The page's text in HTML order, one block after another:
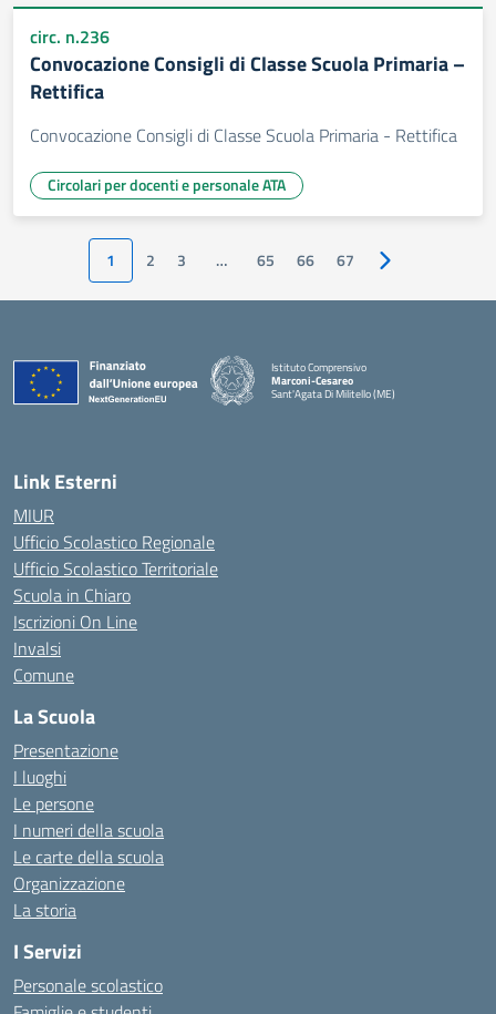
circ. n.236
Convocazione Consigli di Classe Scuola Primaria –
Rettifica
Convocazione Consigli di Classe Scuola Primaria - Rettifica
Circolari per docenti e personale ATA
1 2 3 … 65 66 67 Pagina
Istituto Comprensivo
Marconi-Cesareo
Sant'Agata Di Militello (ME)
— Visita la pagina iniziale della scuola
Link Esterni
MIUR
Ufficio Scolastico Regionale
Ufficio Scolastico Territoriale
Scuola in Chiaro
Iscrizioni On Line
Invalsi
Comune
La Scuola
Presentazione
I luoghi
Le persone
I numeri della scuola
Le carte della scuola
Organizzazione
La storia
I Servizi
Personale scolastico